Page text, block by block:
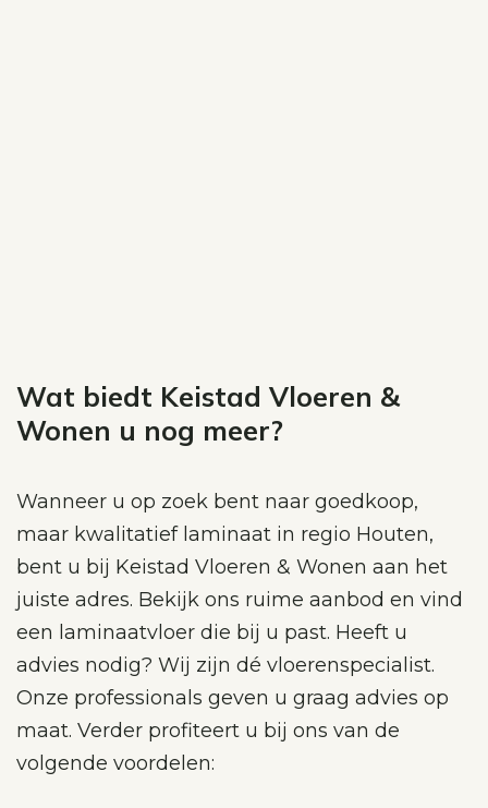
Wat biedt Keistad Vloeren &
Wonen u nog meer?
Wanneer u op zoek bent naar goedkoop,
maar kwalitatief laminaat in regio Houten,
bent u bij Keistad Vloeren & Wonen aan het
juiste adres. Bekijk ons ruime aanbod en vind
een laminaatvloer die bij u past. Heeft u
advies nodig? Wij zijn dé vloerenspecialist.
Onze professionals geven u graag advies op
maat. Verder profiteert u bij ons van de
volgende voordelen: